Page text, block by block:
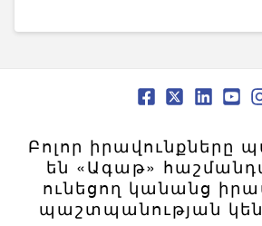
Բոլոր իրավունքները
են «Ագաթ»
ունեցող կանանց
պաշտպանության